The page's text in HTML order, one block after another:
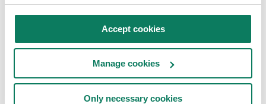
Accept cookies
Manage cookies
Only necessary cookies